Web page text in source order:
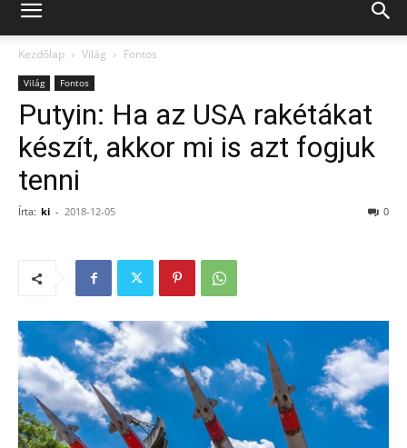
Kezdőlap Világ Fontos
Világ Fontos
Putyin: Ha az USA rakétákat
készít, akkor mi is azt fogjuk
tenni
Írta: ki - 2018-12-05 0